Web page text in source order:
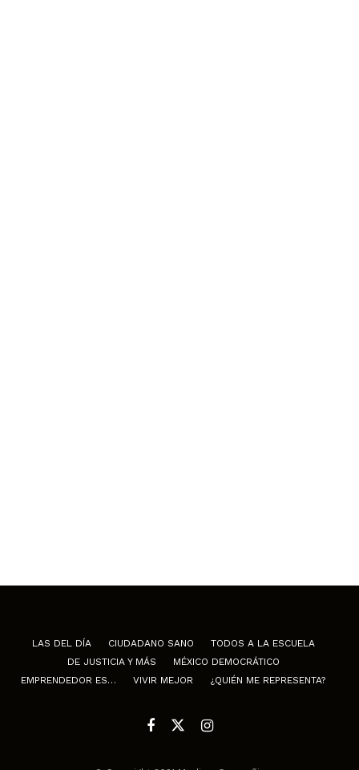
LAS DEL DÍA CIUDADANO SANO
TODOS A LA ESCUELA
DE JUSTICIA Y MÁS
MÉXICO DEMOCRÁTICO
EMPRENDEDOR ES…
VIVIR MEJOR ¿QUIÉN ME REPRESENTA?